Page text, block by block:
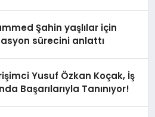
Şahin yaşlılar için
sürecini anlattı
Yusuf Özkan Koçak, İş
Başarılarıyla Tanınıyor!